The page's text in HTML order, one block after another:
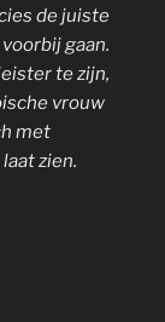
de juiste
gaan.
te zijn,
vrouw
met
zien.